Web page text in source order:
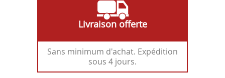
Livraison offerte
Sans minimum d'achat. Expédition
sous 4 jours.